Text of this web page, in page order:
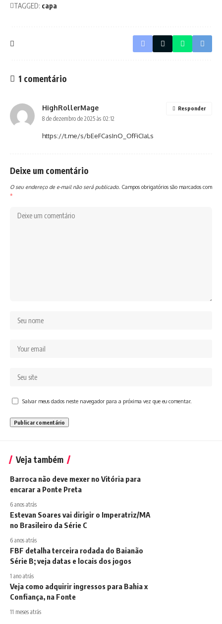
TAGGED: capa
1 comentário
HighRollerMage
8 de dezembro de 2025 às 02:12
https://t.me/s/bEeFCasInO_OfFiCIaLs
Responder
Deixe um comentário
O seu endereço de e-mail não será publicado. Campos obrigatórios são marcados com
*
Salvar meus dados neste navegador para a próxima vez que eu comentar.
Veja também
Barroca não deve mexer no Vitória para
encarar a Ponte Preta
6 anos atrás
Estevan Soares vai dirigir o Imperatriz/MA
no Brasileiro da Série C
6 anos atrás
FBF detalha terceira rodada do Baianão
Série B; veja datas e locais dos jogos
1 ano atrás
Veja como adquirir ingressos para Bahia x
Confiança, na Fonte
11 meses atrás